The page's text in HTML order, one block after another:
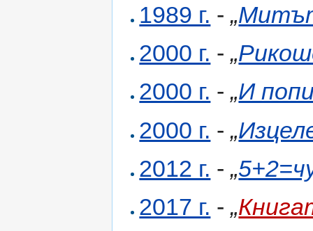
1989 г. -„
2000 г. -„
2000 г. -„И
2000 г. -„
2012 г. -„
2017 г. -„